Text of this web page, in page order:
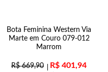
Bota Feminina Western Via
Marte em Couro 079-012
Marrom
R$669,90 R$ 401,94